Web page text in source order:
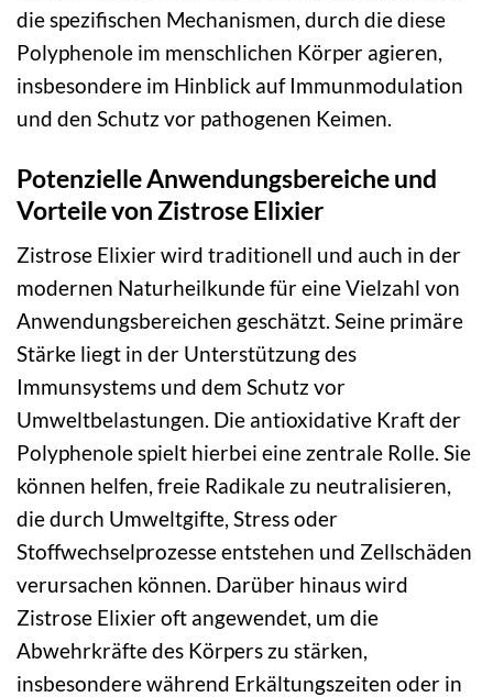
die spezifischen Mechanismen, durch die diese
Polyphenole im menschlichen Körper agieren,
insbesondere im Hinblick auf Immunmodulation
und den Schutz vor pathogenen Keimen.
Potenzielle Anwendungsbereiche und
Vorteile von Zistrose Elixier
Zistrose Elixier wird traditionell und auch in der
modernen Naturheilkunde für eine Vielzahl von
Anwendungsbereichen geschätzt. Seine primäre
Stärke liegt in der Unterstützung des
Immunsystems und dem Schutz vor
Umweltbelastungen. Die antioxidative Kraft der
Polyphenole spielt hierbei eine zentrale Rolle. Sie
können helfen, freie Radikale zu neutralisieren,
die durch Umweltgifte, Stress oder
Stoffwechselprozesse entstehen und Zellschäden
verursachen können. Darüber hinaus wird
Zistrose Elixier oft angewendet, um die
Abwehrkräfte des Körpers zu stärken,
insbesondere während Erkältungszeiten oder in